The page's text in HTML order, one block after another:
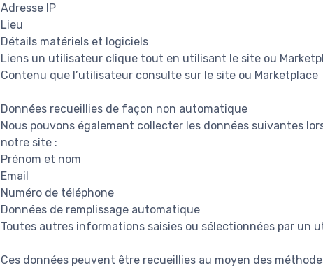
Adresse IP
Lieu
Détails matériels et logiciels
Liens un utilisateur clique tout en utilisant le site ou
Contenu que l’utilisateur consulte sur le site ou Marketplace
Données recueillies de façon non automatique
Nous pouvons également collecter les données suivantes
notre site :
Prénom et nom
Email
Numéro de téléphone
Données de remplissage automatique
Toutes autres informations saisies ou sélectionnées par un
Ces données peuvent être recueillies au moyen des